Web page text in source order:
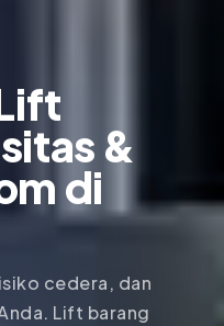
&
di
cedera, dan
Lift barang